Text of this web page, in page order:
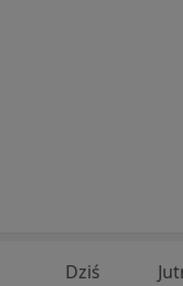
Dziś